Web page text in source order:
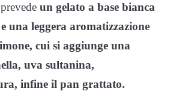
prevede un gelato a base bianca
una leggera aromatizzazione
cui si aggiunge una
uva sultanina,
infine il pan grattato.